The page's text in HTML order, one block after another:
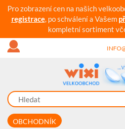
Pro zobrazení cen na našich
registrace, po schválení a Vašem
kompletní sortiment
OBCHODNÍK